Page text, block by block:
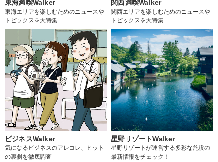
東海満喫Walker
東海エリアを楽しむためのニュースや
トピックスを大特集
関西満喫Walker
関西エリアを楽しむためのニュースや
トピックスを大特集
ビジネスWalker
気になるビジネスのアレコレ、ヒット
の裏側を徹底調査
星野リゾートWalker
星野リゾートが運営する多彩な施設の
最新情報をチェック！